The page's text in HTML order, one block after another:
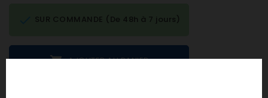
 AJOUTER AU PANIER
SUR COMMANDE (De 48h à 7 jours)